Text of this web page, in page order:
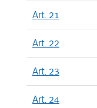
Art. 21
Art. 22
Art. 23
Art. 24